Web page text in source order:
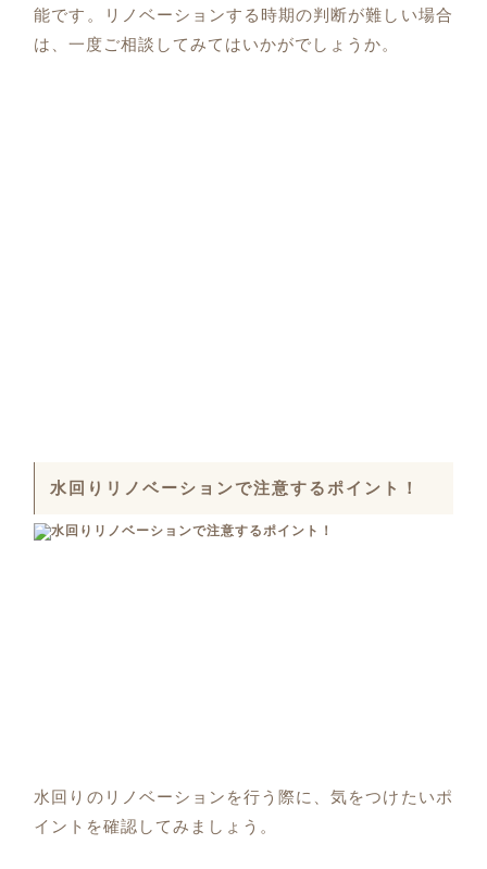
能です。リノベーションする時期の判断が難しい場合
は、一度ご相談してみてはいかがでしょうか。
水回りリノベーションで注意するポイント！
水回りのリノベーションを行う際に、気をつけたいポ
イントを確認してみましょう。